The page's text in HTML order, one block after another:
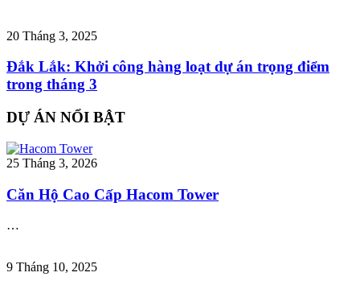
20 Tháng 3, 2025
Đắk Lắk: Khởi công hàng loạt dự án trọng điểm
trong tháng 3
DỰ ÁN NỔI BẬT
25 Tháng 3, 2026
Căn Hộ Cao Cấp Hacom Tower
…
9 Tháng 10, 2025